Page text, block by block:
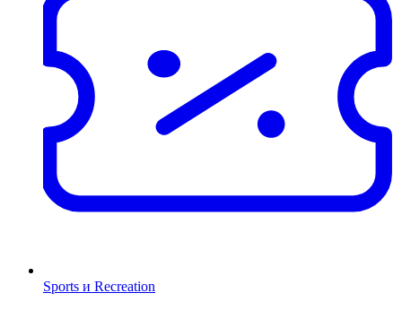
Sports и Recreation